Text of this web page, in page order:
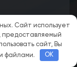
Сайт использует
предоставляемый
сайт, Вы
файлами.
OK